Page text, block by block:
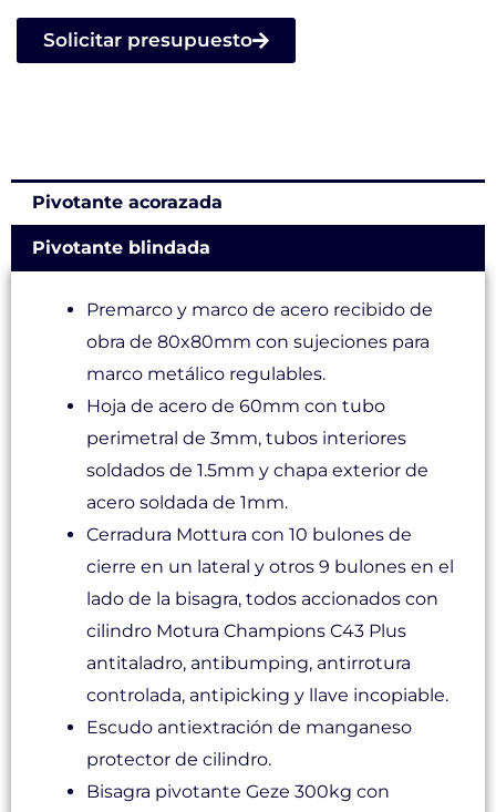
Solicitar presupuesto
Pivotante acorazada
Pivotante blindada
Premarco y marco de acero recibido de
obra de 80x80mm con sujeciones para
marco metálico regulables.
Hoja de acero de 60mm con tubo
perimetral de 3mm, tubos interiores
soldados de 1.5mm y chapa exterior de
acero soldada de 1mm.
Cerradura Mottura con 10 bulones de
cierre en un lateral y otros 9 bulones en el
lado de la bisagra, todos accionados con
cilindro Motura Champions C43 Plus
antitaladro, antibumping, antirrotura
controlada, antipicking y llave incopiable.
Escudo antiextración de manganeso
protector de cilindro.
Bisagra pivotante Geze 300kg con